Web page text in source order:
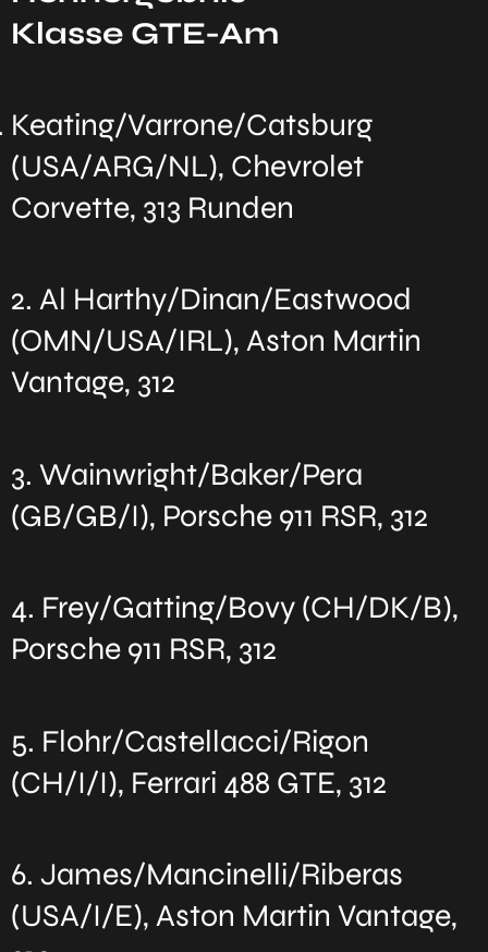
Klasse GTE-Am
Keating/Varrone/Catsburg
(USA/ARG/NL), Chevrolet
Corvette, 313 Runden
2. Al Harthy/Dinan/Eastwood
(OMN/USA/IRL), Aston Martin
Vantage, 312
3. Wainwright/Baker/Pera
(GB/GB/I), Porsche 911 RSR, 312
4. Frey/Gatting/Bovy (CH/DK/B),
Porsche 911 RSR, 312
5. Flohr/Castellacci/Rigon
(CH/I/I), Ferrari 488 GTE, 312
6. James/Mancinelli/Riberas
(USA/I/E), Aston Martin Vantage,